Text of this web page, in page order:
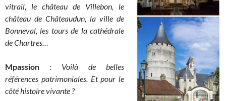
vitrail, le château de Villebon, le
château de Châteaudun, la ville de
Bonneval, les tours de la cathédrale
de Chartres…
Mpassion : Voilà de belles
références patrimoniales. Et pour le
côté histoire vivante ?